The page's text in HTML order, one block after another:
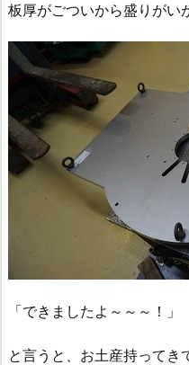
板厚がごついから盛りがい
「できましたよ～～～！」
と言うと、お土産持ってき